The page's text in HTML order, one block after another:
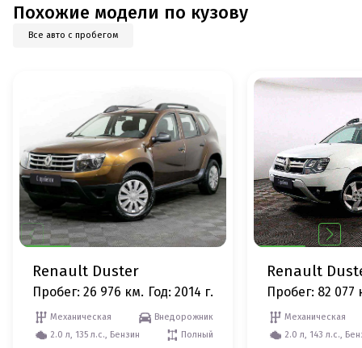
Похожие модели по кузову
Все авто с пробегом
Renault Duster
Пробег: 26 976 км. Год: 2014 г.
Механическая
Внедорожник
2.0 л, 135 л.с., Бензин
Полный
Renault
Пробег: 82 077
Механическая
2.0 л, 143 л.с.,